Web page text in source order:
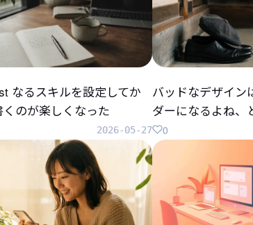
なるスキルを設定してか
くのが楽しくなった
2026-05-27
バッドなデザイン
ダーになるよね、
0